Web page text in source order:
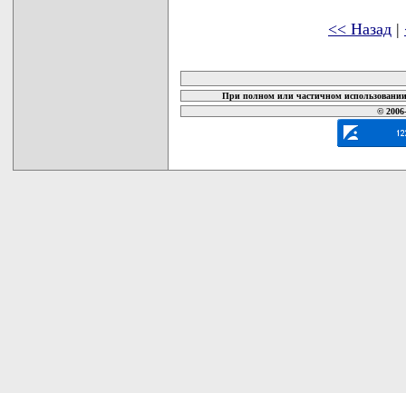
<< Назад |
При полном или частичном
©